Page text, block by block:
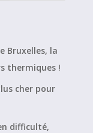
Bruxelles, la
thermiques !
cher pour
difficulté,